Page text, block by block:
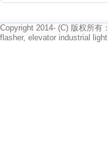
Copyright 2014- (C) 版权所有
flasher, elevator industrial